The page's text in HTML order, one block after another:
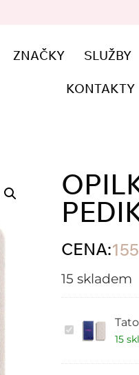
ZNAČKY SLUŽBY
KONTAKTY
CENA:155
15 skladem
OPilki
180
výrobky
15